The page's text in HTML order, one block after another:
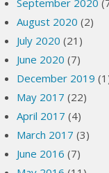
September 2020
August 2020 (2)
July 2020 (21)
June 2020 (7)
December 2019
May 2017 (22)
April 2017 (4)
March 2017 (3)
June 2016 (7)